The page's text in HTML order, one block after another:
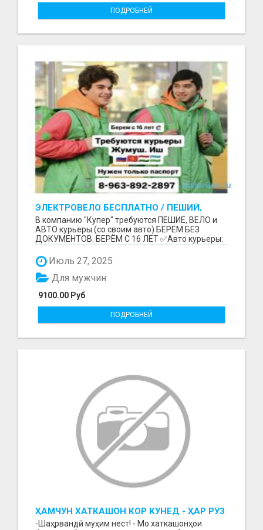
ПОДРОБНЕЙ
ЭЛЕКТРОВЕЛО БЕСПЛАТНО / ПЕШИЙ,
ВЕЛО, АВТО КУРЬЕРЛЕР / БЕРЕМ БЕЗ
ДОКУМЕНТОВ / ЛЮБОЙ РАЙОН / С 16 ЛЕТ
В компанию "Купер" требуются ПЕШИЕ, ВЕЛО и
АВТО курьеры (со своим авто) БЕРЁМ БЕЗ
ДОКУМЕНТОВ. БЕРЁМ С 16 ЛЕТ ✅Авто курьеры:
Июль 27, 2025
9100.00 Руб
Для мужчин
ПОДРОБНЕЙ
ҲАМЧУН ХАТКАШОН КОР КУНЕД - ҲАР РӮЗ
МУЗД ГИРЕД!
-Шаҳрвандӣ муҳим нест! - Мо хаткашонҳои